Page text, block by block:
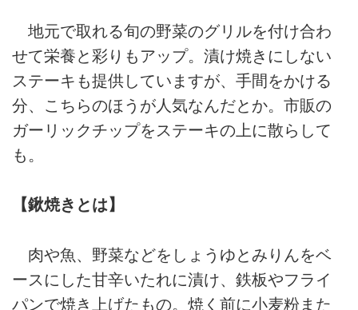
地元で取れる旬の野菜のグリルを付け合わ
せて栄養と彩りもアップ。漬け焼きにしない
ステーキも提供していますが、手間をかける
分、こちらのほうが人気なんだとか。市販の
ガーリックチップをステーキの上に散らして
も。
【鍬焼きとは】
肉や魚、野菜などをしょうゆとみりんをベ
ースにした甘辛いたれに漬け、鉄板やフライ
パンで焼き上げたもの。焼く前に小麦粉また